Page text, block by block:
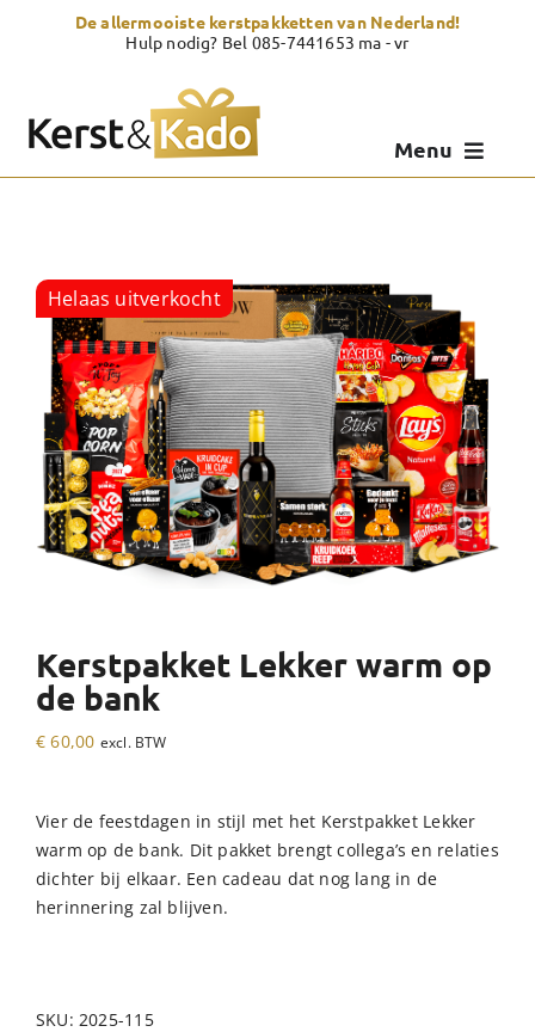
De allermooiste kerstpakketten van Nederland!
Hulp nodig? Bel 085-7441653 ma - vr
Menu
Zelf samenstellen
Showroom
Over Kerst & Kado
Helaas uitverkocht
Kerstpakket Lekker warm op
de bank
€ 60,00 excl. BTW
Vier de feestdagen in stijl met het Kerstpakket Lekker
warm op de bank. Dit pakket brengt collega’s en relaties
dichter bij elkaar. Een cadeau dat nog lang in de
herinnering zal blijven.
SKU: 2025-115